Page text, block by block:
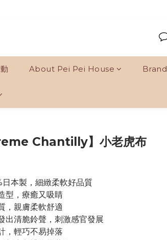
About Pei Pei House Brand
Chantilly】小老虎布
日本製，細緻柔軟好品質
造型，療癒又吸睛
質，親膚柔軟舒適
發出清脆鈴聲，刺激感官發展
計，輕巧不易掉落